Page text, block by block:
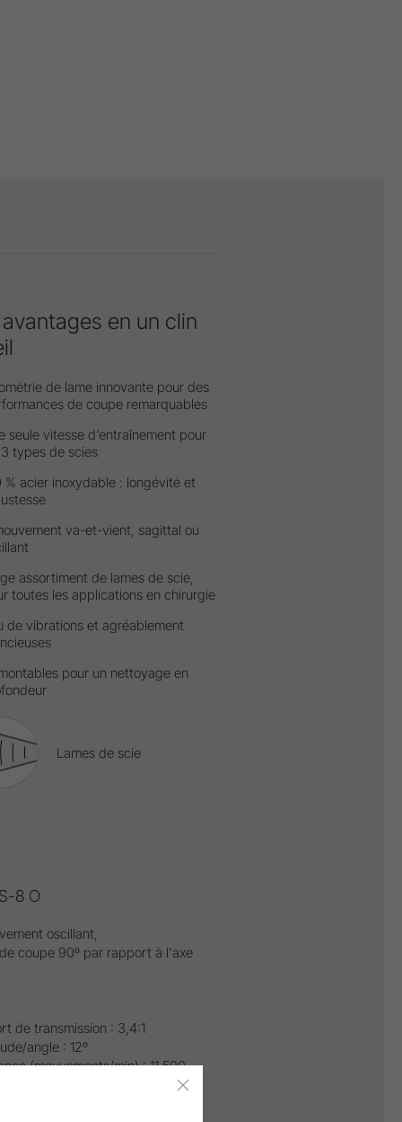
en un clin
de lame innovante pour des
de coupe remarquables
seule vitesse d’entraînement pour
types de scies
% acier inoxydable : longévité et
va-et-vient, sagittal ou
assortiment de lames de scie,
toutes les applications en chirurgie
de vibrations et agréablement
pour un nettoyage en
Lames de scie
8 O
oscillant,
coupe 90º par rapport à l'axe
de transmission : 3,4:1
angle : 12º
(mouvements/min) : 11 500
d'entraînement : 40 000 tr/min.